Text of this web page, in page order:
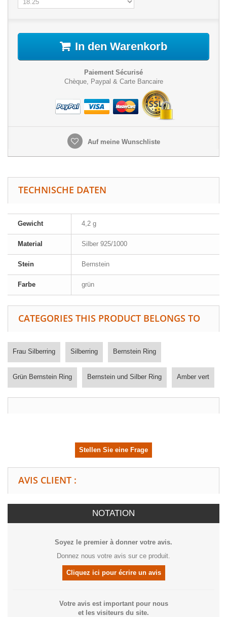
In den Warenkorb
Paiement Sécurisé
Chèque, Paypal & Carte Bancaire
Auf meine Wunschliste
TECHNISCHE DATEN
Gewicht 4,2 g
Material Silber 925/1000
Stein Bernstein
Farbe grün
CATEGORIES THIS PRODUCT BELONGS TO
Frau Silberring Silberring Bernstein Ring
Grün Bernstein Ring Bernstein und Silber Ring Amber vert
Stellen Sie eine Frage
AVIS CLIENT :
NOTATION
Soyez le premier à donner votre avis.
Donnez nous votre avis sur ce produit.
Cliquez ici pour écrire un avis
Votre avis est important pour nous
et les visiteurs du site.